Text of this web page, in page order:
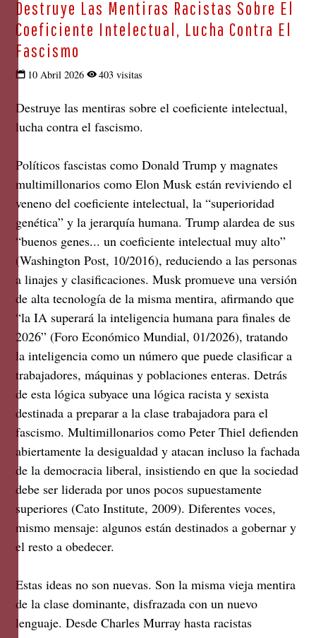
Destruye Las Mentiras Racistas Sobre El
Coeficiente Intelectual, Lucha Contra El
Fascismo
10 Abril 2026 403 visitas
Destruye las mentiras sobre el coeficiente intelectual,
lucha contra el fascismo.
Políticos fascistas como Donald Trump y magnates
multimillonarios como Elon Musk están reviviendo el
veneno del coeficiente intelectual, la “superioridad
genética” y la jerarquía humana. Trump alardea de sus
“buenos genes... un coeficiente intelectual muy alto”
(Washington Post, 10/2016), reduciendo a las personas
a linajes y clasificaciones. Musk promueve una versión
de alta tecnología de la misma mentira, afirmando que
“la IA superará la inteligencia humana para finales de
2026” (Foro Económico Mundial, 01/2026), tratando
la inteligencia como un número que puede clasificar a
trabajadores, máquinas y poblaciones enteras. Detrás
de esta lógica subyace una lógica racista y sexista
destinada a preparar a la clase trabajadora para el
fascismo. Multimillonarios como Peter Thiel defienden
abiertamente la desigualdad y atacan incluso la fachada
de la democracia liberal, insistiendo en que la sociedad
debe ser liderada por unos pocos supuestamente
superiores (Cato Institute, 2009). Diferentes voces,
mismo mensaje: algunos están destinados a gobernar y
el resto a obedecer.
Estas ideas no son nuevas. Son la misma vieja mentira
de la clase dominante, disfrazada con un nuevo
lenguaje. Desde Charles Murray hasta racistas